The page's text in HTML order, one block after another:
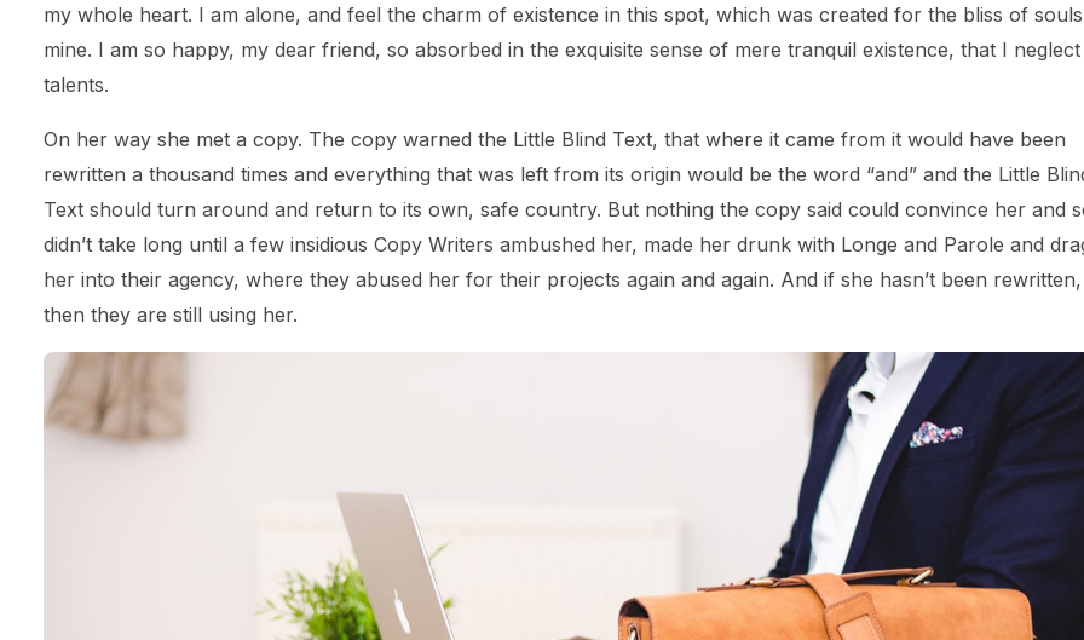
my whole heart. I am alone, and feel the charm of existence in this spot, which was created for the bliss of
mine. I am so happy, my dear friend, so absorbed in the exquisite sense of mere tranquil existence, that I
talents.
On her way she met a copy. The copy warned the Little Blind Text, that where it came from it would have been
rewritten a thousand times and everything that was left from its origin would be the word “and” and the Little
Text should turn around and return to its own, safe country. But nothing the copy said could convince her and
didn’t take long until a few insidious Copy Writers ambushed her, made her drunk with Longe and Parole and
her into their agency, where they abused her for their projects again and again. And if she hasn’t been rewritten,
then they are still using her.